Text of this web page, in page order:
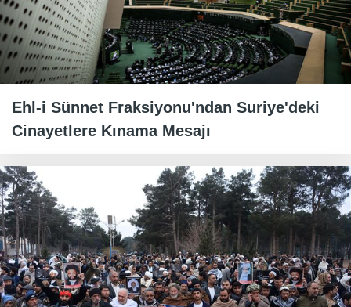
Ehl-i Sünnet Fraksiyonu'ndan Suriye'deki
Cinayetlere Kınama Mesajı